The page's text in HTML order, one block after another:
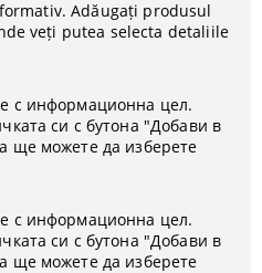
Adăugați produsul
veți putea selecta detaliile
с информационна цел.
си с бутона "Добави в
ще можете да изберете
с информационна цел.
си с бутона "Добави в
ще можете да изберете